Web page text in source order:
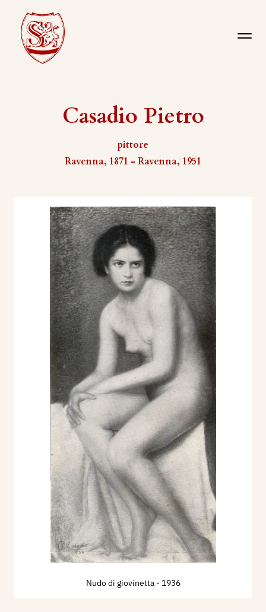
Casadio Pietro
pittore
Ravenna, 1871 - Ravenna, 1951
Nudo di giovinetta - 1936